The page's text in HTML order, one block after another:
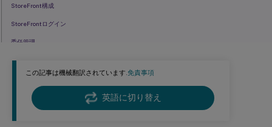
この記事は機械翻訳されています.免責事項
英語に切り替え
StoreFront構成
StoreFrontログイン
委任管理
ライセンス テレメトリ データのスクランブル